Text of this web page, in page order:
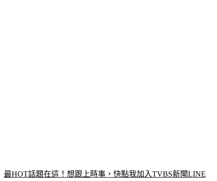
最HOT話題在這！想跟上時事，快點我加入TVBS新聞LINE